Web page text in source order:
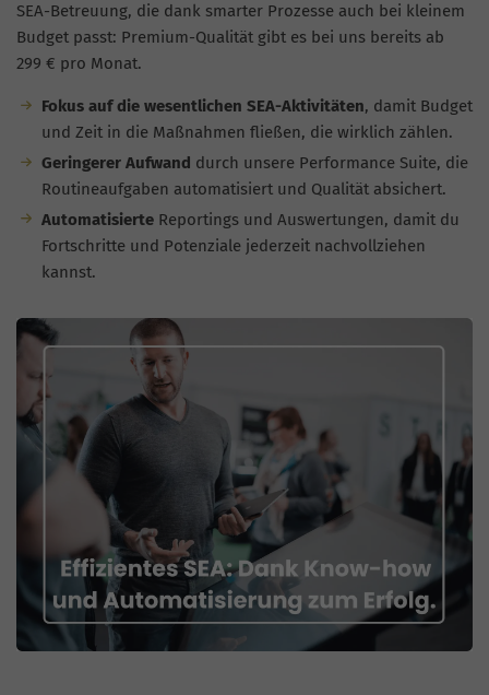
SEA-Betreuung, die dank smarter Prozesse auch bei kleinem
Budget passt: Premium-Qualität gibt es bei uns bereits ab
299 € pro Monat.
Fokus auf die wesentlichen SEA-Aktivitäten, damit Budget
und Zeit in die Maßnahmen fließen, die wirklich zählen.
Geringerer Aufwand durch unsere Performance Suite, die
Routineaufgaben automatisiert und Qualität absichert.
AutomatisierteReportings und Auswertungen, damit du
Fortschritte und Potenziale jederzeit nachvollziehen
kannst.